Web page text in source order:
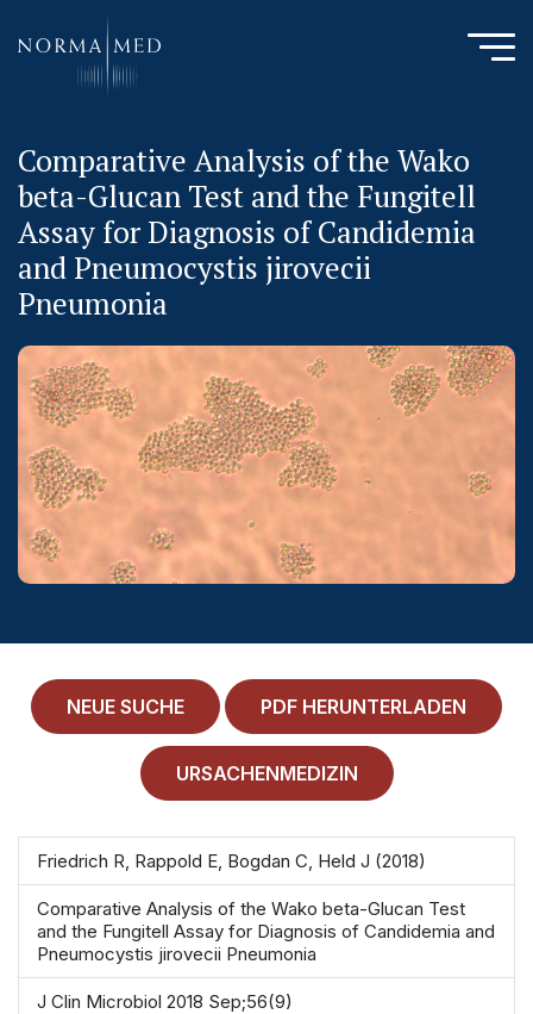
HOME
NEUES ZU SCHLAFSTÖRUNGEN
UNSERE METHODE
URSACHENMEDIZIN
PUBLIKATIONEN
LITERATURDATENBANK MIKROBIOLOGIE
KONTAKTIEREN SIE UNS
ANAMNESE
MEDICAL HISTORY
IMPRESSUM
ALLGEMEINE GESCHÄFTSBEDINGUNGEN
NORMAMED SERVICE
10117 Berlin
49 30 212 34 36 300
service@normamed.com
Comparative Analysis of the Wako
beta-Glucan Test and the Fungitell
Assay for Diagnosis of Candidemia
and Pneumocystis jirovecii
Pneumonia
NEUE SUCHE PDF HERUNTERLADEN
URSACHENMEDIZIN
Friedrich R, Rappold E, Bogdan C, Held J (2018)
Comparative Analysis of the Wako beta-Glucan Test
and the Fungitell Assay for Diagnosis of Candidemia and
Pneumocystis jirovecii Pneumonia
J Clin Microbiol 2018 Sep;56(9)